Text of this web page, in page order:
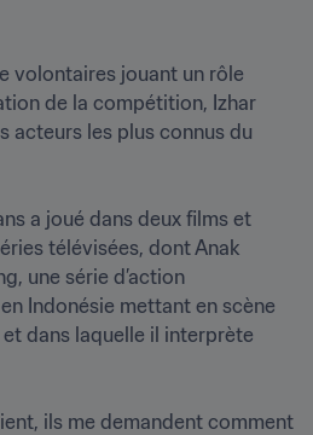
volontaires jouant un rôle
de la compétition, Izhar
acteurs les plus connus du
a joué dans deux films et
télévisées, dont Anak
une série d’action
Indonésie mettant en scène
dans laquelle il interprète
ils me demandent comment